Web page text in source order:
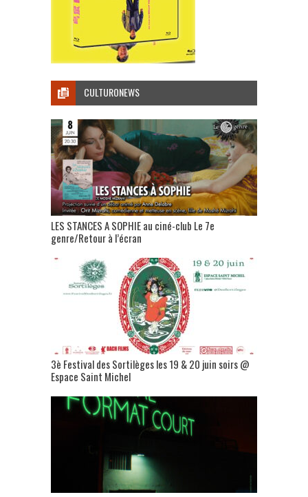
CULTURONEWS
LES STANCES A SOPHIE au ciné-club Le 7e
genre/Retour à l’écran
3è Festival des Sortilèges les 19 & 20 juin soirs @
Espace Saint Michel